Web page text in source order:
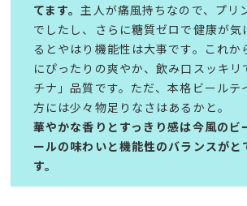
てます。 主人が痛風持ちなので、プリ
でしたし、さらに糖質ゼロで健康が気
るとやはり機能性は大事です。これか
にぴったりの爽やか、飲み口スッキリ
チナ」品質です。ただ、本格ビールテ
方には少々物足りなさはあるかと。
華やかな香りとすっきり感は今風のビ
ールの味わいと機能性のバランスがと
す。